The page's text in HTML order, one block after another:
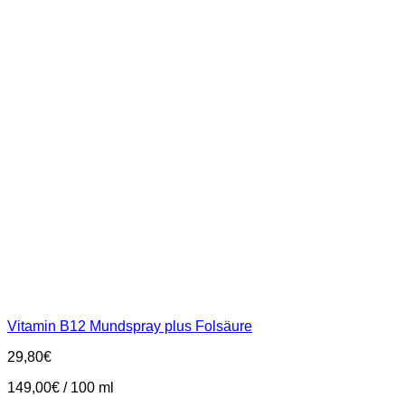
Vitamin B12 Mundspray plus Folsäure
29,80€
149,00€ / 100 ml